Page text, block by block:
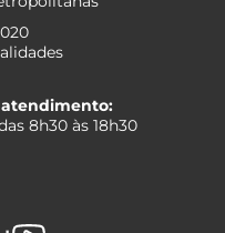
atendimento:
8h30 às 18h30